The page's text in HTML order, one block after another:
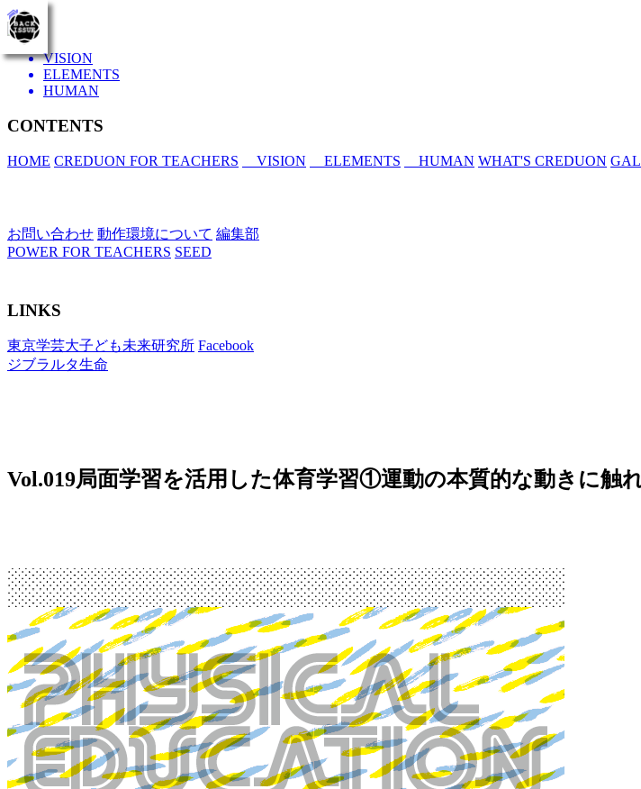
VISION
ELEMENTS
HUMAN
CONTENTS
HOME CREDUON FOR TEACHERS VISION ELEMENTS HUMAN WHAT'S CREDUON
お問い合わせ 動作環境について 編集部
POWER FOR TEACHERS SEED
LINKS
東京学芸大子ども未来研究所 Facebook
ジブラルタ生命
toggle
navigation
Vol.019局面学習を活用した体育学習①運動の本質的な動きに触